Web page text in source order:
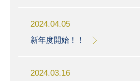
2024.04.05
新年度開始！！
2024.03.16